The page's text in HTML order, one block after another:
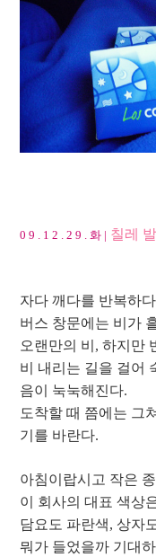
0 9 . 1 2 . 2 9 . 화 | 칠레
자다 깨다를 반복하
버스 창문에는 비가
오랜만의 비, 하지만
비 내리는 길을 걸어
음이 눅눅해진다.
도착할 때 쯤에는 그
기를 바란다.
아침이랍시고 작은
이 회사의 대표 색상
담요도 파란색, 상자
뭐가 들었을까 기대